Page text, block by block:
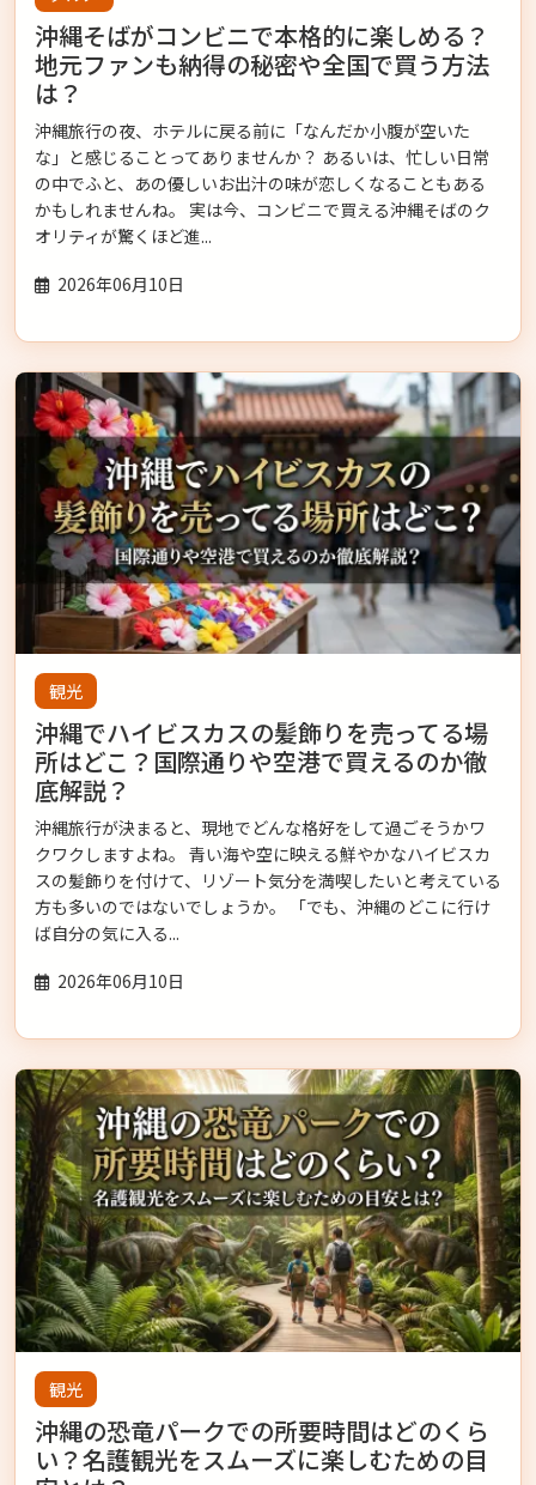
沖縄そばがコンビニで本格的に楽しめる？
地元ファンも納得の秘密や全国で買う方法
は？
沖縄旅行の夜、ホテルに戻る前に「なんだか小腹が空いた
な」と感じることってありませんか？ あるいは、忙しい日常
の中でふと、あの優しいお出汁の味が恋しくなることもある
かもしれませんね。 実は今、コンビニで買える沖縄そばのク
オリティが驚くほど進...
2026年06月10日
観光
沖縄でハイビスカスの髪飾りを売ってる場
所はどこ？国際通りや空港で買えるのか徹
底解説？
沖縄旅行が決まると、現地でどんな格好をして過ごそうかワ
クワクしますよね。 青い海や空に映える鮮やかなハイビスカ
スの髪飾りを付けて、リゾート気分を満喫したいと考えている
方も多いのではないでしょうか。 「でも、沖縄のどこに行け
ば自分の気に入る...
2026年06月10日
観光
沖縄の恐竜パークでの所要時間はどのくら
い？名護観光をスムーズに楽しむための目